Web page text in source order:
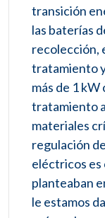
transición
las baterías
recolección,
tratamiento
más de 1
tratamiento
materiales
regulación
eléctricos es
planteaban
le estamos